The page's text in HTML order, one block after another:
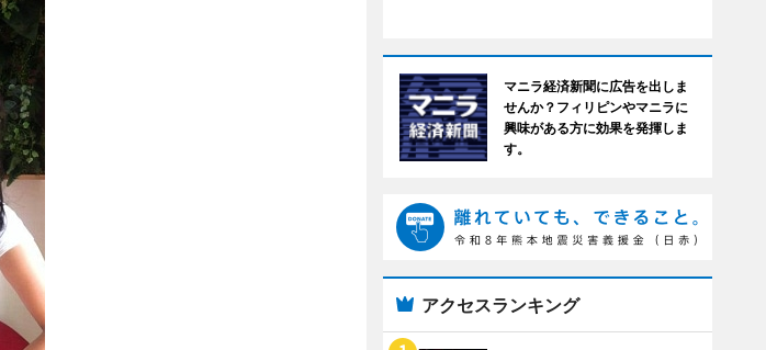
マニラ経済新聞に広告を出しま
せんか？フィリピンやマニラに
興味がある方に効果を発揮しま
す。
アクセスランキング